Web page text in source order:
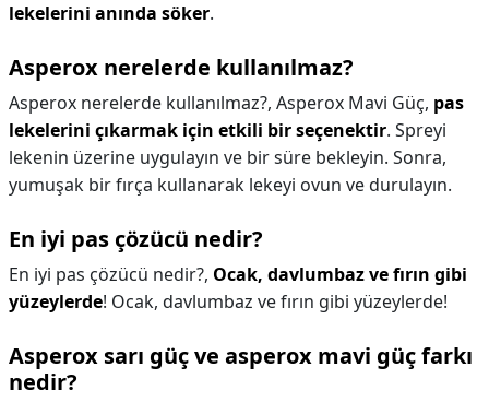
lekelerini anında söker.
Asperox nerelerde kullanılmaz?
Asperox nerelerde kullanılmaz?, Asperox Mavi Güç, pas
lekelerini çıkarmak için etkili bir seçenektir. Spreyi
lekenin üzerine uygulayın ve bir süre bekleyin. Sonra,
yumuşak bir fırça kullanarak lekeyi ovun ve durulayın.
En iyi pas çözücü nedir?
En iyi pas çözücü nedir?, Ocak, davlumbaz ve fırın gibi
yüzeylerde! Ocak, davlumbaz ve fırın gibi yüzeylerde!
Asperox sarı güç ve asperox mavi güç farkı
nedir?